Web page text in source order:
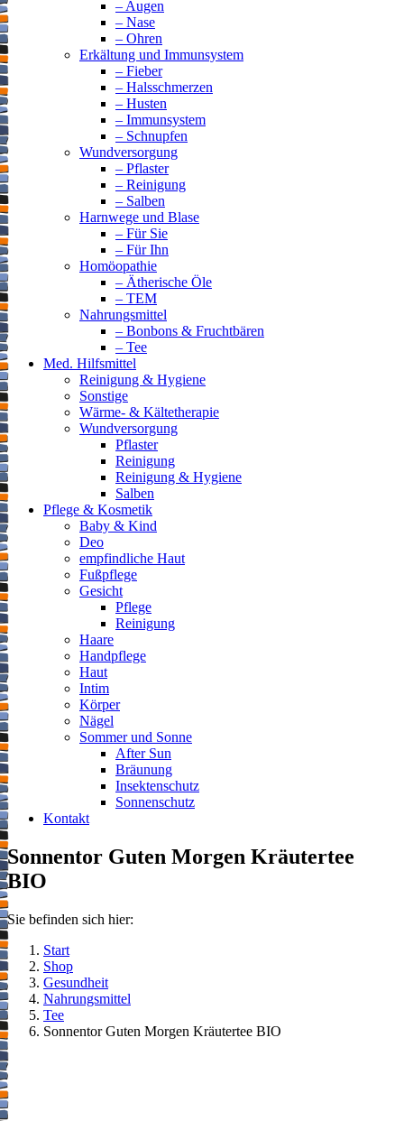
– Augen
– Nase
– Ohren
Erkältung und Immunsystem
– Fieber
– Halsschmerzen
– Husten
– Immunsystem
– Schnupfen
Wundversorgung
– Pflaster
– Reinigung
– Salben
Harnwege und Blase
– Für Sie
– Für Ihn
Homöopathie
– Ätherische Öle
– TEM
Nahrungsmittel
– Bonbons & Fruchtbären
– Tee
Med. Hilfsmittel
Reinigung & Hygiene
Sonstige
Wärme- & Kältetherapie
Wundversorgung
Pflaster
Reinigung
Reinigung & Hygiene
Salben
Pflege & Kosmetik
Baby & Kind
Deo
empfindliche Haut
Fußpflege
Gesicht
Pflege
Reinigung
Haare
Handpflege
Haut
Intim
Körper
Nägel
Sommer und Sonne
After Sun
Bräunung
Insektenschutz
Sonnenschutz
Kontakt
Sonnentor Guten Morgen Kräutertee
BIO
Sie befinden sich hier:
Start
Shop
Gesundheit
Nahrungsmittel
Tee
Sonnentor Guten Morgen Kräutertee BIO